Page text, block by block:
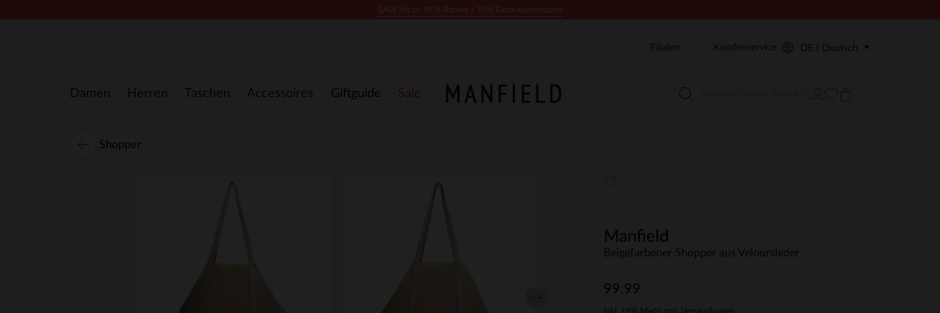
Damen Herren Taschen Accessoires Giftguide Sale
Filialen Kundenservice DE | Deutsch
Shopper
Manfield
Beigefarbener Shopper aus Veloursleder
99.99
Inkl. 19% MwSt zzgl. Versandkosten